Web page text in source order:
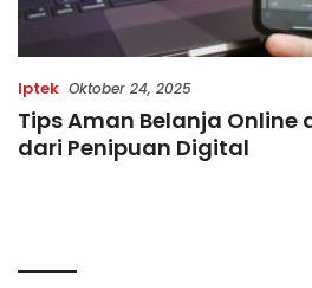
Iptek Oktober 24, 2025
Tips Aman Belanja Online
dari Penipuan Digital